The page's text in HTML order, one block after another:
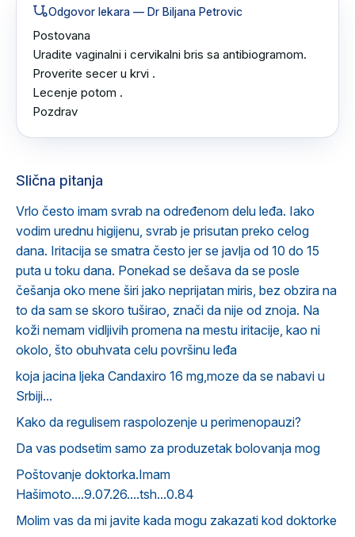
Odgovor lekara — Dr Biljana Petrovic
Postovana
Uradite vaginalni i cervikalni bris sa antibiogramom.
Proverite secer u krvi .
Lecenje potom .
Pozdrav
Slična pitanja
Vrlo često imam svrab na određenom delu leđa. Iako
vodim urednu higijenu, svrab je prisutan preko celog
dana. Iritacija se smatra često jer se javlja od 10 do 15
puta u toku dana. Ponekad se dešava da se posle
češanja oko mene širi jako neprijatan miris, bez obzira na
to da sam se skoro tuširao, znači da nije od znoja. Na
koži nemam vidljivih promena na mestu iritacije, kao ni
okolo, što obuhvata celu površinu leđa
koja jacina ljeka Candaxiro 16 mg,moze da se nabavi u
Srbiji...
Kako da regulisem raspolozenje u perimenopauzi?
Da vas podsetim samo za produzetak bolovanja mog
Poštovanje doktorka.Imam
Hašimoto....9.07.26....tsh...0.84
Molim vas da mi javite kada mogu zakazati kod doktorke